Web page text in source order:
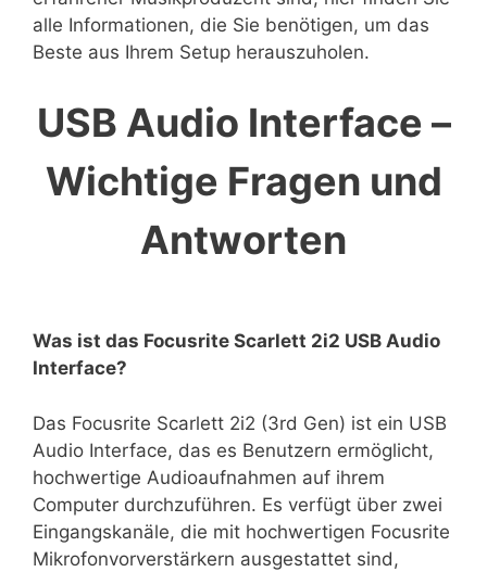
alle Informationen, die Sie benötigen, um das
Beste aus Ihrem Setup herauszuholen.
USB Audio Interface –
Wichtige Fragen und
Antworten
Was ist das Focusrite Scarlett 2i2 USB Audio
Interface?
Das Focusrite Scarlett 2i2 (3rd Gen) ist ein USB
Audio Interface, das es Benutzern ermöglicht,
hochwertige Audioaufnahmen auf ihrem
Computer durchzuführen. Es verfügt über zwei
Eingangskanäle, die mit hochwertigen Focusrite
Mikrofonvorverstärkern ausgestattet sind,